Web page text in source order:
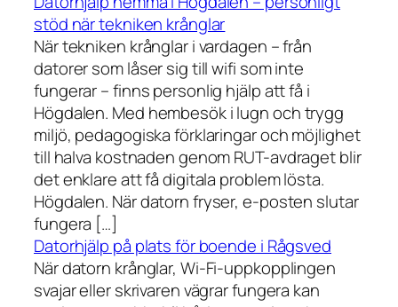
stöd när tekniken krånglar
När tekniken krånglar i vardagen – från
datorer som låser sig till wifi som inte
fungerar – finns personlig hjälp att få i
Högdalen. Med hembesök i lugn och trygg
miljö, pedagogiska förklaringar och möjlighet
till halva kostnaden genom RUT-avdraget blir
det enklare att få digitala problem lösta.
Högdalen. När datorn fryser, e-posten slutar
fungera […]
Datorhjälp på plats för boende i Rågsved
När datorn krånglar, Wi-Fi-uppkopplingen
svajar eller skrivaren vägrar fungera kan